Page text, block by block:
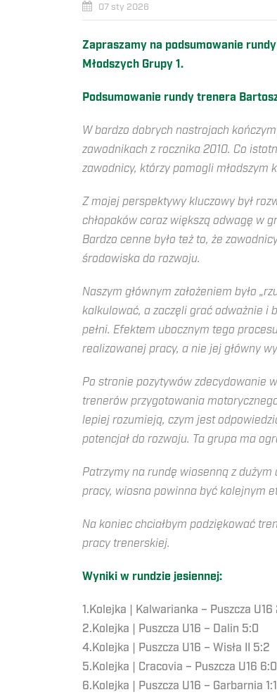
07 sty 2026
Zapraszamy na podsumowanie
Młodszych Grupy 1.
Podsumowanie rundy trenera
W bardzo dobrych nastrojach
zawodnikach z rocznika 2010. Co
zawodnicy, którzy pomogli młodszym
Z mojej perspektywy kluczowy był
chłopaków coraz większą odwagę w
Bardzo cenne było też to, że
środowiska do rozwoju.
Naszym głównym założeniem było
kalkulować, a zaczęli grać odważnie i
pełni. Efektem ubocznym tego
realizowanej pracy, a nie jej główny
Po stronie pozytywów zdecydowanie
trenerów przygotowania
lepiej rozumieją, czym jest
potencjał do rozwoju. Ta grupa ma
Patrzymy na rundę wiosenną z
pracy, wiosna powinna być kolejnym
Na koniec chciałbym podziękować
pracy trenerskiej.
Wyniki w rundzie jesiennej:
1.Kolejka | Kalwarianka – Puszcza U16
2.Kolejka | Puszcza U16 – Dalin 5:0
4.Kolejka | Puszcza U16 – Wisła II 5:2
5.Kolejka | Cracovia – Puszcza U16 6:0
6.Kolejka | Puszcza U16 – Garbarnia 1:1